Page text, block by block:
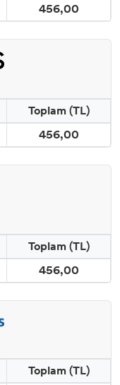
456,00
Toplam (TL)
456,00
Toplam (TL)
456,00
Toplam (TL)